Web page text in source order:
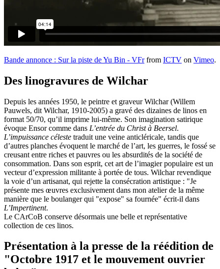
Bande annonce : Sur la piste de Yu Bin - VFrfrom ICTV on Vimeo.
Des linogravures de Wilchar
Depuis les années 1950, le peintre et graveur Wilchar (Willem
Pauwels, dit Wilchar, 1910-2005) a gravé des dizaines de linos en
format 50/70, qu’il imprime lui-même. Son imagination satirique
évoque Ensor comme dans L’entrée du Christ à Beersel.
L’impuissance céleste traduit une veine anticléricale, tandis que
d’autres planches évoquent le marché de l’art, les guerres, le fossé se
creusant entre riches et pauvres ou les absurdités de la société de
consommation. Dans son esprit, cet art de l’imagier populaire est un
vecteur d’expression militante à portée de tous. Wilchar revendique
la voie d’un artisanat, qui rejette la consécration artistique : "Je
présente mes œuvres exclusivement dans mon atelier de la même
manière que le boulanger qui "expose" sa fournée" écrit-il dans
L’Impertinent.
Le CArCoB conserve désormais une belle et représentative
collection de ces linos.
Présentation à la presse de la réédition de
"Octobre 1917 et le mouvement ouvrier